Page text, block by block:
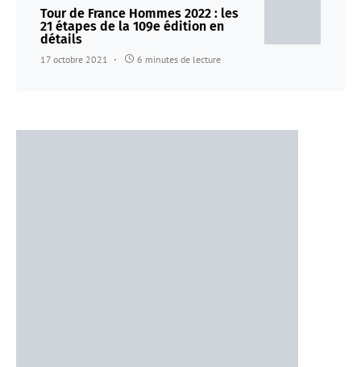
Tour de France Hommes 2022 : les
21 étapes de la 109e édition en
détails
17 octobre 2021 6 minutes de lecture